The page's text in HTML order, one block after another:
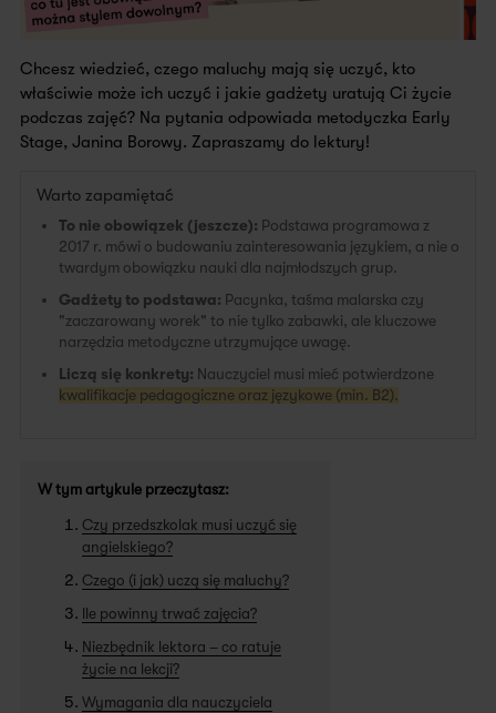
Chcesz wiedzieć, czego maluchy mają się uczyć, kto
właściwie może ich uczyć i jakie gadżety uratują Ci życie
podczas zajęć? Na pytania odpowiada metodyczka Early
Stage, Janina Borowy. Zapraszamy do lektury!
Warto zapamiętać
To nie obowiązek (jeszcze): Podstawa programowa z
2017 r. mówi o budowaniu zainteresowania językiem, a nie o
twardym obowiązku nauki dla najmłodszych grup.
Gadżety to podstawa: Pacynka, taśma malarska czy
"zaczarowany worek" to nie tylko zabawki, ale kluczowe
narzędzia metodyczne utrzymujące uwagę.
Liczą się konkrety: Nauczyciel musi mieć potwierdzone
kwalifikacje pedagogiczne oraz językowe (min. B2).
W tym artykule przeczytasz:
Czy przedszkolak musi uczyć się
angielskiego?
Czego (i jak) uczą się maluchy?
Ile powinny trwać zajęcia?
Niezbędnik lektora – co ratuje
życie na lekcji?
Wymagania dla nauczyciela